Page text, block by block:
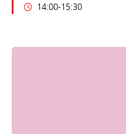
14:00-15:30